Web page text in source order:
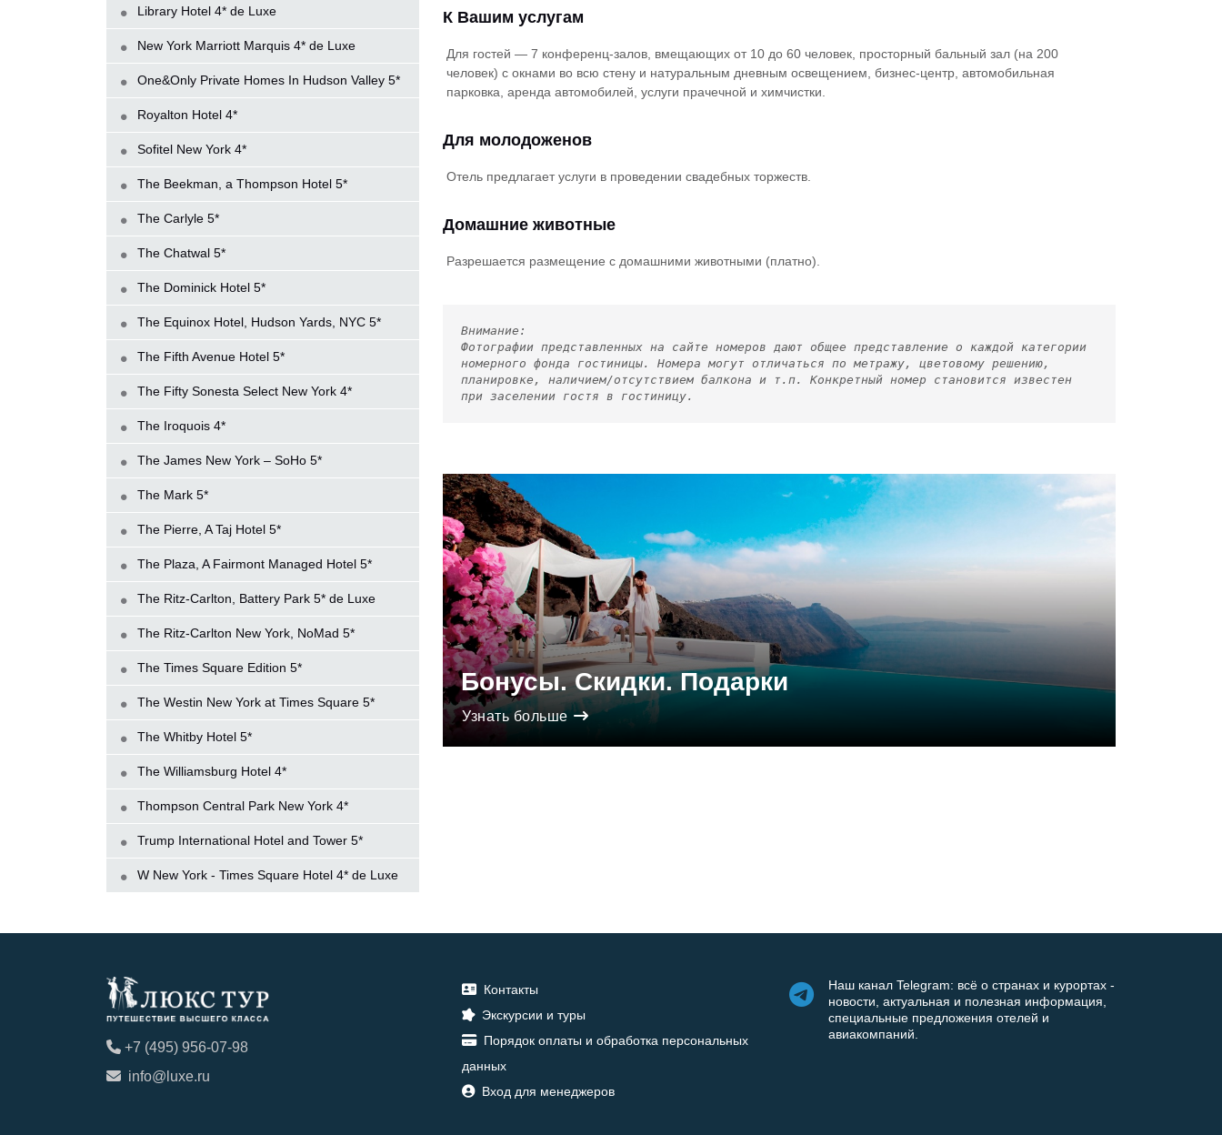
Library Hotel 4* de Luxe
New York Marriott Marquis 4* de Luxe
One&Only Private Homes In Hudson Valley 5*
Royalton Hotel 4*
Sofitel New York 4*
The Beekman, a Thompson Hotel 5*
The Carlyle 5*
The Chatwal 5*
The Dominick Hotel 5*
The Equinox Hotel, Hudson Yards, NYC 5*
The Fifth Avenue Hotel 5*
The Fifty Sonesta Select New York 4*
The Iroquois 4*
The James New York – SoHo 5*
The Mark 5*
The Pierre, A Taj Hotel 5*
The Plaza, A Fairmont Managed Hotel 5*
The Ritz-Carlton, Battery Park 5* de Luxe
The Ritz-Carlton New York, NoMad 5*
The Times Square Edition 5*
The Westin New York at Times Square 5*
The Whitby Hotel 5*
The Williamsburg Hotel 4*
Thompson Central Park New York 4*
Trump International Hotel and Tower 5*
W New York - Times Square Hotel 4* de Luxe
К Вашим услугам
Для гостей — 7 конференц-залов, вмещающих от 10 до 60 человек, просторный бальный зал (на 200
человек) с окнами во всю стену и натуральным дневным освещением, бизнес-центр, автомобильная
парковка, аренда автомобилей, услуги прачечной и химчистки.
Для молодоженов
Отель предлагает услуги в проведении свадебных торжеств.
Домашние животные
Разрешается размещение с домашними животными (платно).
Внимание:
Фотографии представленных на сайте номеров дают общее представление о каждой категории
номерного фонда гостиницы. Номера могут отличаться по метражу, цветовому решению,
планировке, наличием/отсутствием балкона и т.п. Конкретный номер становится известен
при заселении гостя в гостиницу.
Бонусы. Скидки. Подарки
Узнать больше
+7 (495) 956-07-98
info@luxe.ru
Контакты
Экскурсии и туры
Порядок оплаты и обработка персональных
данных
Вход для менеджеров
Наш канал Telegram: всё о странах и курортах -
новости, актуальная и полезная информация,
специальные предложения отелей и
авиакомпаний.